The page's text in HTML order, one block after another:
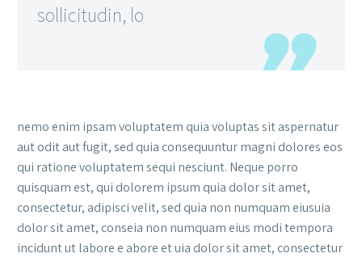
sollicitudin, lo
nemo enim ipsam voluptatem quia voluptas sit aspernatur
aut odit aut fugit, sed quia consequuntur magni dolores eos
qui ratione voluptatem sequi nesciunt. Neque porro
quisquam est, qui dolorem ipsum quia dolor sit amet,
consectetur, adipisci velit, sed quia non numquam eiusuia
dolor sit amet, conseia non numquam eius modi tempora
incidunt ut labore e abore et uia dolor sit amet, consectetur